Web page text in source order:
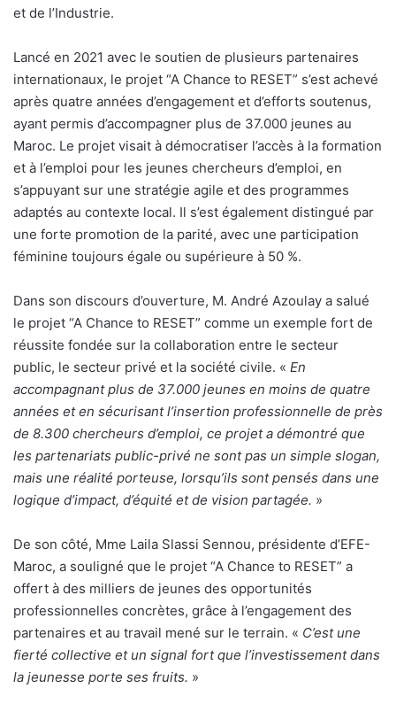
et de l’Industrie.
Lancé en 2021 avec le soutien de plusieurs partenaires
internationaux, le projet “A Chance to RESET” s’est achevé
après quatre années d’engagement et d’efforts soutenus,
ayant permis d’accompagner plus de 37.000 jeunes au
Maroc. Le projet visait à démocratiser l’accès à la formation
et à l’emploi pour les jeunes chercheurs d’emploi, en
s’appuyant sur une stratégie agile et des programmes
adaptés au contexte local. Il s’est également distingué par
une forte promotion de la parité, avec une participation
féminine toujours égale ou supérieure à 50 %.
Dans son discours d’ouverture, M. André Azoulay a salué
le projet “A Chance to RESET” comme un exemple fort de
réussite fondée sur la collaboration entre le secteur
public, le secteur privé et la société civile. « En
accompagnant plus de 37.000 jeunes en moins de quatre
années et en sécurisant l’insertion professionnelle de près
de 8.300 chercheurs d’emploi, ce projet a démontré que
les partenariats public-privé ne sont pas un simple slogan,
mais une réalité porteuse, lorsqu’ils sont pensés dans une
logique d’impact, d’équité et de vision partagée. »
De son côté, Mme Laila Slassi Sennou, présidente d’EFE-
Maroc, a souligné que le projet “A Chance to RESET” a
offert à des milliers de jeunes des opportunités
professionnelles concrètes, grâce à l’engagement des
partenaires et au travail mené sur le terrain. « C’est une
fierté collective et un signal fort que l’investissement dans
la jeunesse porte ses fruits. »